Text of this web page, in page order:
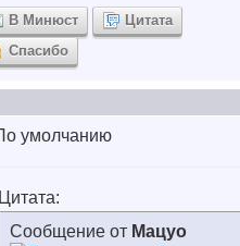
В Минюст
Цитата
Спасибо
Цитата:
Сообщение от Мацуо